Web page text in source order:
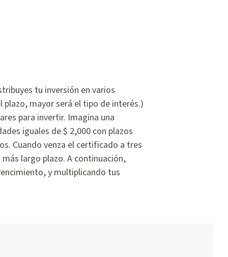
tu inversión en varios
mayor será el tipo de interés.)
para invertir. Imagina una
iguales de $ 2,000 con plazos
Cuando venza el certificado a tres
largo plazo. A continuación,
y multiplicando tus